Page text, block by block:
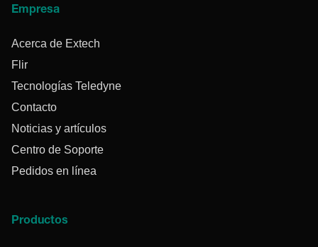
Empresa
Acerca de Extech
Flir
Tecnologías Teledyne
Contacto
Noticias y artículos
Centro de Soporte
Pedidos en línea
Productos